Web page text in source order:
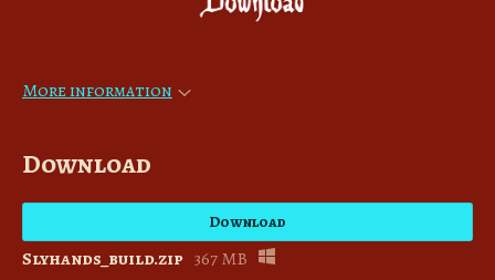
More information
Download
Download
Slyhands_build.zip 367 MB